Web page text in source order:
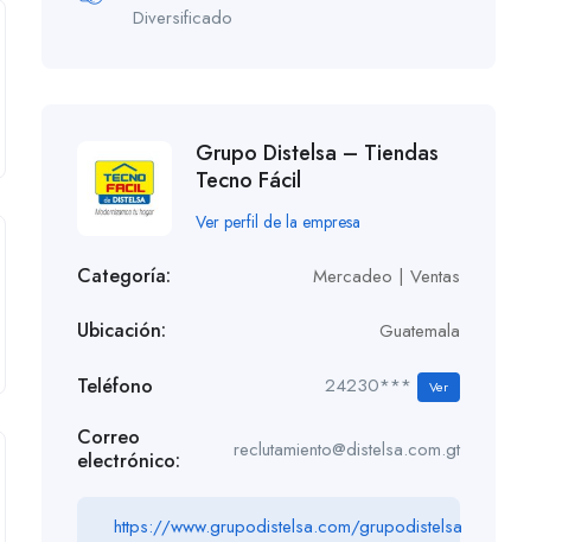
Diversificado
Grupo Distelsa – Tiendas
Tecno Fácil
Ver perfil de la empresa
Categoría: Mercadeo | Ventas
Ubicación: Guatemala
Teléfono 24230*** Ver
Correo
electrónico:
reclutamiento@distelsa.com.gt
https://www.grupodistelsa.com/grupodistelsa